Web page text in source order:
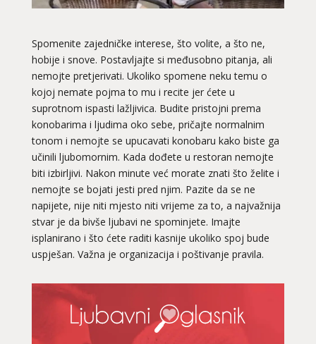
Spomenite zajedničke interese, što volite, a što ne,
hobije i snove. Postavljajte si međusobno pitanja, ali
nemojte pretjerivati. Ukoliko spomene neku temu o
kojoj nemate pojma to mu i recite jer ćete u
suprotnom ispasti lažljivica. Budite pristojni prema
konobarima i ljudima oko sebe, pričajte normalnim
tonom i nemojte se upucavati konobaru kako biste ga
učinili ljubomornim. Kada dođete u restoran nemojte
biti izbirljivi. Nakon minute već morate znati što želite i
nemojte se bojati jesti pred njim. Pazite da se ne
napijete, nije niti mjesto niti vrijeme za to, a najvažnija
stvar je da bivše ljubavi ne spominjete. Imajte
isplanirano i što ćete raditi kasnije ukoliko spoj bude
uspješan. Važna je organizacija i poštivanje pravila.